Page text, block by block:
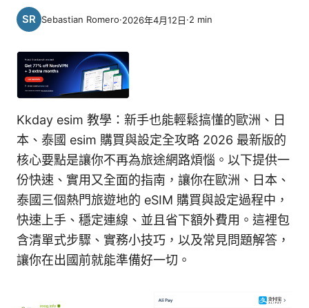
Sebastian Romero·2026年4月12日·2 min
Kkday esim 教學：新手也能輕鬆搞懂的歐洲、日
本、泰國 esim 購買與設定全攻略 2026 最新版的
核心要點是讓你不再為旅途網路煩惱。以下提供一
份快速、實用又全面的指南，讓你在歐洲、日本、
泰國三個熱門旅遊地的 eSIM 購買與設定過程中，
快速上手、穩定連線、並且省下額外費用。這裡包
含清單式步驟、實務小技巧，以及常見問題解答，
讓你在出國前就能準備好一切。